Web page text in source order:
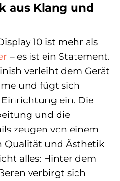
aus Klang und
10 ist mehr als
– es ist ein Statement.
verleiht dem Gerät
und fügt sich
ein. Die
und die
zeugen von einem
Qualität und Ästhetik.
alles: Hinter dem
verbirgt sich